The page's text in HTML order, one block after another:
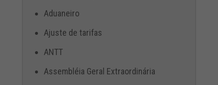
Aduaneiro
Ajuste de tarifas
ANTT
Assembléia Geral Extraordinária